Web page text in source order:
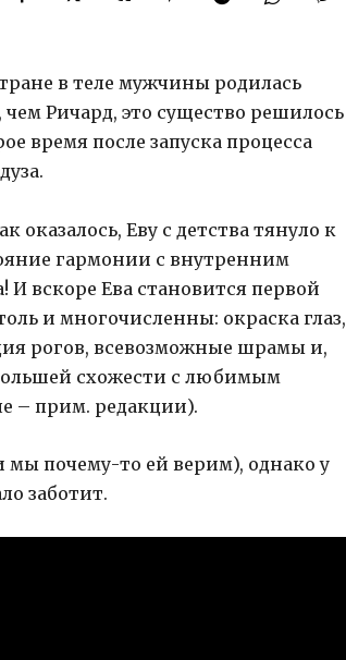
в теле мужчины родилась
Ричард, это существо решилось
время после запуска процесса
оказалось, Еву с детства тянуло к
гармонии с внутренним
И вскоре Ева становится первой
и многочисленны: окраска глаз,
рогов, всевозможные шрамы и,
схожести с любимым
– прим. редакции).
мы почему-то ей верим), однако у
заботит.